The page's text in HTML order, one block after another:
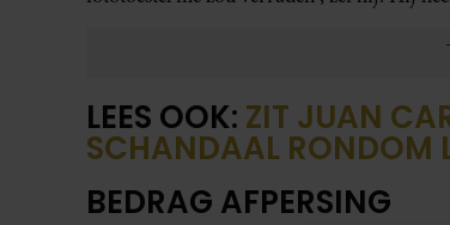
LEES OOK: ZIT JUAN
SCHANDAAL RONDOM
BEDRAG AFPERSING